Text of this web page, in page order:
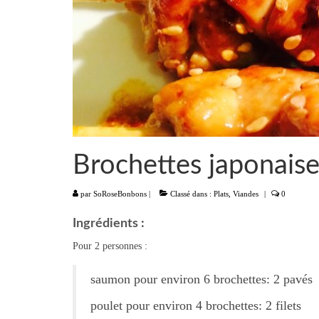
Brochettes
par SoRoseBonbons Classé dans : Plats Viandes 0
Ingrédients :
Pour 2 personnes :
saumon pour environ 6 brochettes: 2 pavés
poulet pour environ 4 brochettes: 2 filets